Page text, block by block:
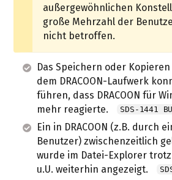
außergewöhnlichen
große Mehrzahl der
nicht betroffen.
Das Speichern oder
dem DRACOON-Laufwerk
führen, dass DRACOON für
mehr reagierte.
SDS-1441
Ein in DRACOON (z.B. durch
Benutzer) zwischenzeitlich
wurde im Datei-Explorer
u.U. weiterhin angezeigt.